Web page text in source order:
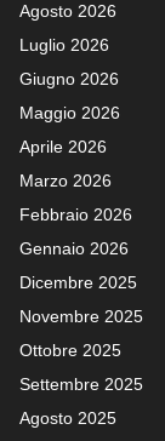
Agosto 2026
Luglio 2026
Giugno 2026
Maggio 2026
Aprile 2026
Marzo 2026
Febbraio 2026
Gennaio 2026
Dicembre 2025
Novembre 2025
Ottobre 2025
Settembre 2025
Agosto 2025